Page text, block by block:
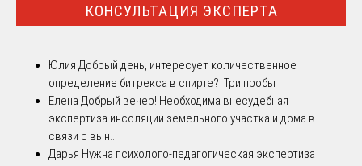
КОНСУЛЬТАЦИЯ ЭКСПЕРТА
Юлия Добрый день, интересует количественное
определение битрекса в спирте? Три пробы
Елена Добрый вечер! Необходима внесудебная
экспертиза инсоляции земельного участка и дома в
связи с вын...
Дарья Нужна психолого-педагогическая экспертиза